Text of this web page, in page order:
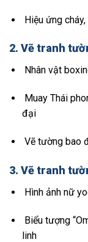
Hiệu ứng
2. Vẽ tranh
Nhân vật
Muay Thái
đại
Vẽ tường bao
3. Vẽ tranh
Hình ảnh nữ
Biểu tượng
linh